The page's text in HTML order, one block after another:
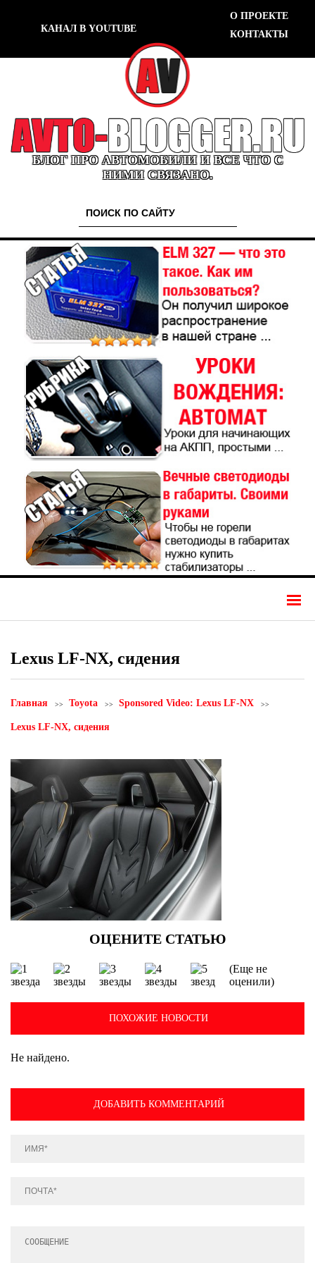
КАНАЛ В YOUTUBE
О ПРОЕКТЕ
КОНТАКТЫ
БЛОГ ПРО АВТОМОБИЛИ И ВСЕ ЧТО С
НИМИ СВЯЗАНО.
Lexus LF-NX, сидения
Главная Toyota Sponsored Video: Lexus LF-NX
Lexus LF-NX, сидения
(Еще не
оценили)
ПОХОЖИЕ НОВОСТИ
Не найдено.
ДОБАВИТЬ КОММЕНТАРИЙ